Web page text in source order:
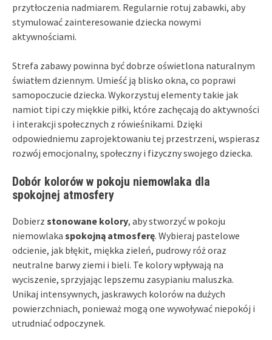
przytłoczenia nadmiarem. Regularnie rotuj zabawki, aby
stymulować zainteresowanie dziecka nowymi
aktywnościami.
Strefa zabawy powinna być dobrze oświetlona naturalnym
światłem dziennym. Umieść ją blisko okna, co poprawi
samopoczucie dziecka. Wykorzystuj elementy takie jak
namiot tipi czy miękkie piłki, które zachęcają do aktywności
i interakcji społecznych z rówieśnikami. Dzięki
odpowiedniemu zaprojektowaniu tej przestrzeni, wspierasz
rozwój emocjonalny, społeczny i fizyczny swojego dziecka.
Dobór kolorów w pokoju niemowlaka dla
spokojnej atmosfery
Dobierz stonowane kolory, aby stworzyć w pokoju
niemowlaka spokojną atmosferę. Wybieraj pastelowe
odcienie, jak błękit, miękka zieleń, pudrowy róż oraz
neutralne barwy ziemi i bieli. Te kolory wpływają na
wyciszenie, sprzyjając lepszemu zasypianiu maluszka.
Unikaj intensywnych, jaskrawych kolorów na dużych
powierzchniach, ponieważ mogą one wywoływać niepokój i
utrudniać odpoczynek.